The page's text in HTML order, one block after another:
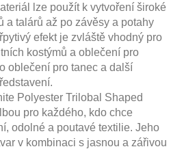
lze použít k vytvoření široké
a talárů až po závěsy a potahy
efekt je zvláště vhodný pro
kostýmů a oblečení pro
oblečení pro tanec a další
Polyester Trilobal Shaped
pro každého, kdo chce
odolné a poutavé textilie. Jeho
v kombinaci s jasnou a zářivou